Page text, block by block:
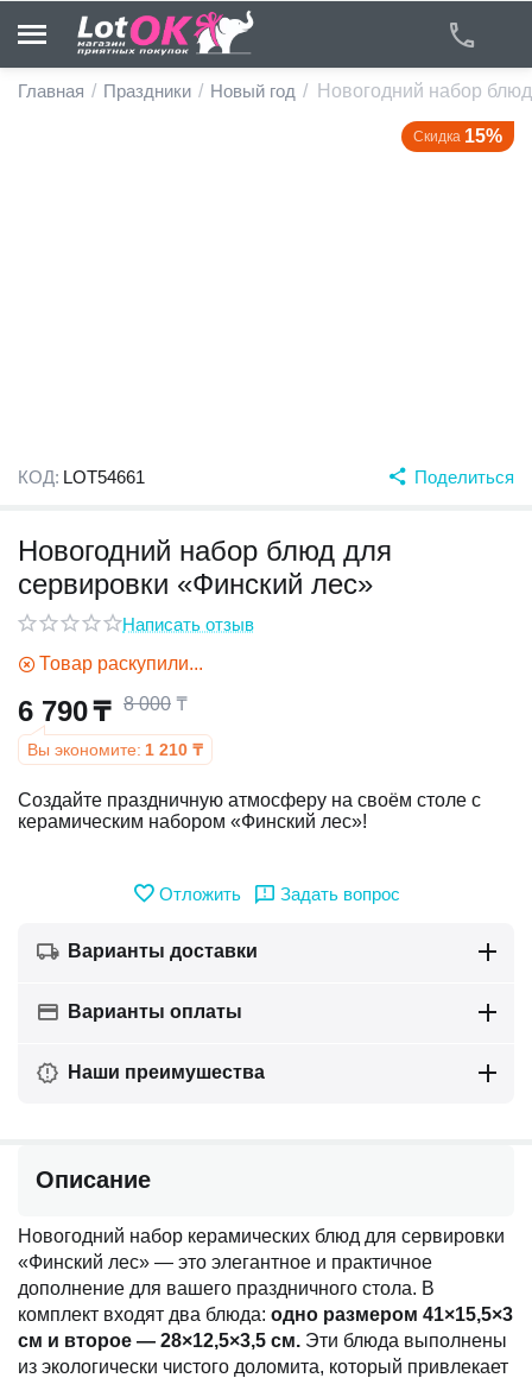
Главная / Праздники / Новый год / Новогодний набор
Скидка 15%
КОД: LOT54661 Поделиться
Новогодний набор блюд для
сервировки «Финский лес»
Написать отзыв
Товар раскупили...
6 790₸ 8 000 ₸
Вы экономите: 1 210 ₸
Создайте праздничную атмосферу на своём столе с
керамическим набором «Финский лес»!
Отложить Задать вопрос
Варианты доставки
Варианты оплаты
Наши преимушества
Описание
Новогодний набор керамических блюд для сервировки
«Финский лес» — это элегантное и практичное
дополнение для вашего праздничного стола. В
комплект входят два блюда: одно размером 41×15,5×3
см и второе — 28×12,5×3,5 см. Эти блюда выполнены
из экологически чистого доломита, который привлекает